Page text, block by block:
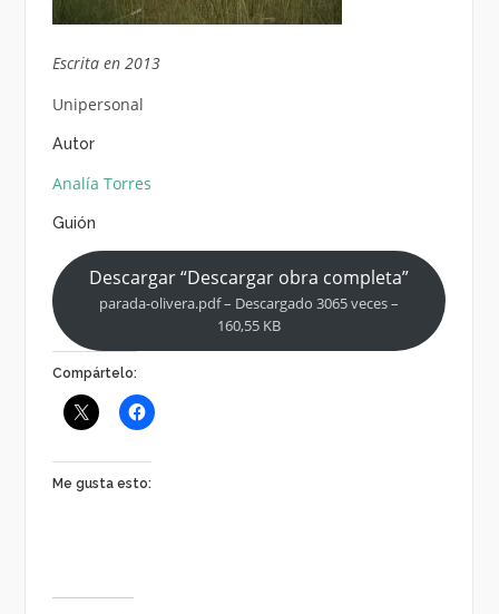
Escrita en 2013
Unipersonal
Autor
Analía Torres
Guión
Descargar “Descargar obra completa”
parada-olivera.pdf – Descargado 3065 veces –
160,55 KB
Compártelo:
Me gusta esto: